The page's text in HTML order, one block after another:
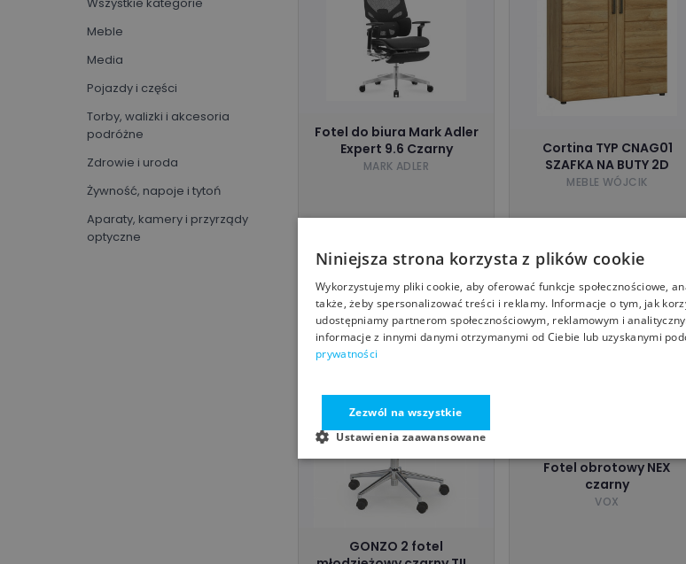
tulano.pl
domowanie.pl
meble-bocian.pl
meblemwm.pl(59)
brylaplus.pl
https://marthome.pl/
homebook.pl (51)
https://vox.pl/ (51)
Meble
Media
Pojazdy i części
Torby, walizki i akcesoria
podróżne
Zdrowie i uroda
Żywność, napoje i tytoń
Aparaty, kamery i przyrządy
optyczne
Fotel do biura Mark Adler
Expert 9.6 Czarny
MARK ADLER
Cortina TYP CNAG01
SZAFKA NA BUTY 2D
MEBLE WÓJCIK
GONZO 2 fotel
SALE
Fotel obrotowy NEX
czarny
VOX
Niniejsza strona korzysta z plików cookie
Wykorzystujemy pliki cookie, aby oferować funkcje społecznościowe,
także, żeby spersonalizować treści i reklamy. Informacje o tym, jak
udostępniamy partnerom społecznościowym, reklamowym i
informacje z innymi danymi otrzymanymi od Ciebie lub uzyskanymi
prywatności
Zezwól na wszystkie
Ustawienia zaawansowane